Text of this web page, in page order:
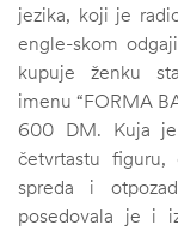
jezika, koji je
engle-skom
kupuje ženku
imenu “FORMA
600 DM. Kuja je
četvrtastu
spreda i
posedovala je i